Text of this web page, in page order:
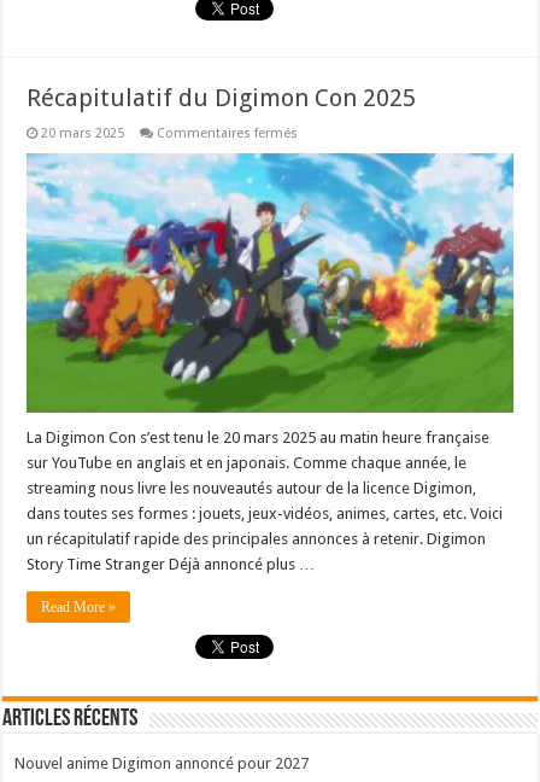
Récapitulatif du Digimon Con 2025
20 mars 2025 Commentaires fermés
du
Digimon
Con
2025
La Digimon Con s’est tenu le 20 mars 2025 au matin heure française
sur YouTube en anglais et en japonais. Comme chaque année, le
streaming nous livre les nouveautés autour de la licence Digimon,
dans toutes ses formes : jouets, jeux-vidéos, animes, cartes, etc. Voici
un récapitulatif rapide des principales annonces à retenir. Digimon
Story Time Stranger Déjà annoncé plus …
Read More »
Articles récents
Nouvel anime Digimon annoncé pour 2027